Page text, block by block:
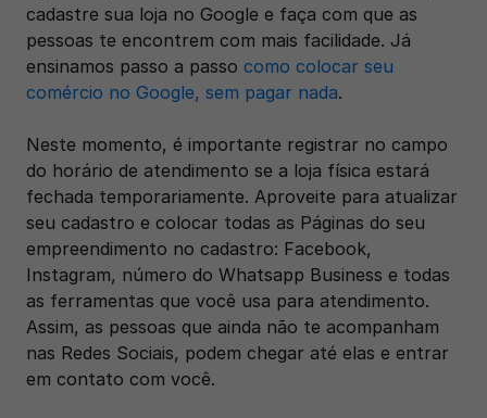
cadastre sua loja no Google e faça com que as
pessoas te encontrem com mais facilidade. Já
ensinamos passo a passo como colocar seu
comércio no Google, sem pagar nada.
Neste momento, é importante registrar no campo
do horário de atendimento se a loja física estará
fechada temporariamente. Aproveite para atualizar
seu cadastro e colocar todas as Páginas do seu
empreendimento no cadastro: Facebook,
Instagram, número do Whatsapp Business e todas
as ferramentas que você usa para atendimento.
Assim, as pessoas que ainda não te acompanham
nas Redes Sociais, podem chegar até elas e entrar
em contato com você.